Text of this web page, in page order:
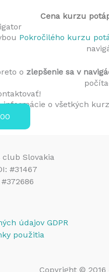
Cena kurzu
Pokročilého kurzu
o zlepšenie sa v
informácie o všetkých
club Slovakia
#31467
#372686
údajov GDPR
použitia
Copyright © 2016